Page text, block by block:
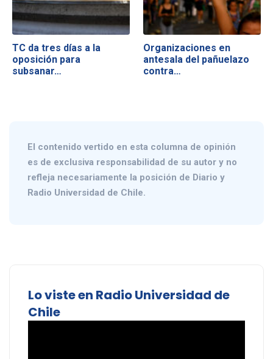
TC da tres días a la
oposición para
subsanar…
Organizaciones en
antesala del pañuelazo
contra…
El contenido vertido en esta columna de opinión
es de exclusiva responsabilidad de su autor y no
refleja necesariamente la posición de Diario y
Radio Universidad de Chile.
Lo viste en Radio Universidad de
Chile